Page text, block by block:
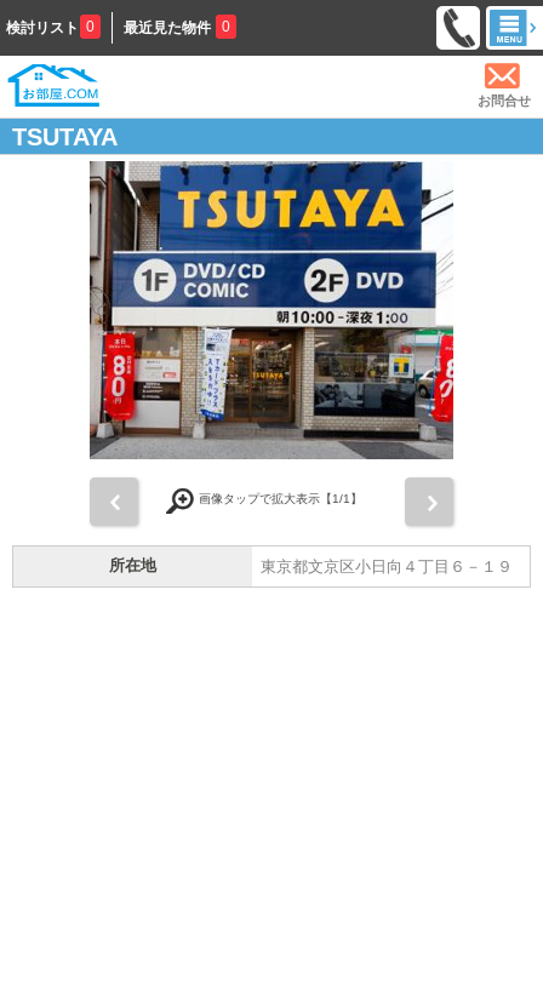
検討リスト 0 最近見た物件 0
お問合せ
TSUTAYA
画像タップで拡大表示【1/1】
所在地 東京都文京区小日向４丁目６－１９